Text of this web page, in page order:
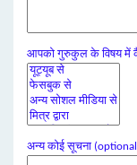
आपको गुरुकुल के विषय में
अन्य कोई सूचना